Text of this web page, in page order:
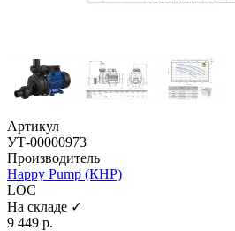
Артикул
УТ-00000973
Производитель
Happy Pump (КНР)
LOC
На складе ✓
9 449 р.